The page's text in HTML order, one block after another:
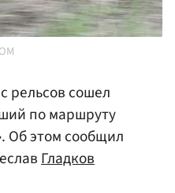
рельсов сошел
по маршруту
Об этом сообщил
Гладков